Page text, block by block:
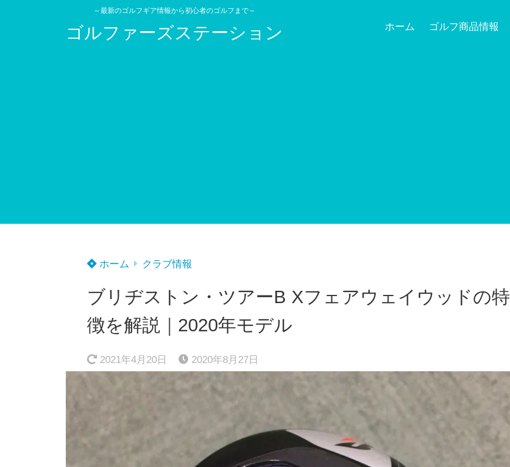
～最新のゴルフギア情報から初心者のゴルフまで～
ゴルファーズステーション ホーム ゴルフ商品情報
ホーム クラブ情報
ブリヂストン・ツアーB Xフェアウェイウッドの特
徴を解説｜2020年モデル
2021年4月20日 2020年8月27日